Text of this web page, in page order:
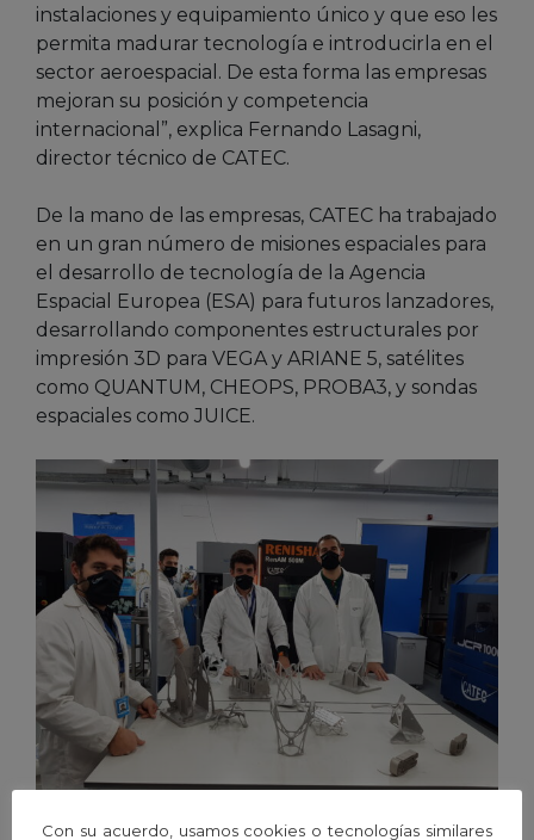
instalaciones y equipamiento único y que eso les
permita madurar tecnología e introducirla en el
sector aeroespacial. De esta forma las empresas
mejoran su posición y competencia
internacional”, explica Fernando Lasagni,
director técnico de CATEC.
De la mano de las empresas, CATEC ha trabajado
en un gran número de misiones espaciales para
el desarrollo de tecnología de la Agencia
Espacial Europea (ESA) para futuros lanzadores,
desarrollando componentes estructurales por
impresión 3D para VEGA y ARIANE 5, satélites
como QUANTUM, CHEOPS, PROBA3, y sondas
espaciales como JUICE.
Ingenieros de CATEC con componentes espaciales desarrollados
Con su acuerdo, usamos cookies o tecnologías similares